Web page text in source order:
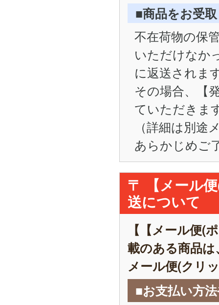
■商品をお受
不在荷物の保
いただけなか
に返送されま
その場合、【
ていただきま
（詳細は別
あらかじめご
〒 【メール
送について
【【メール便(
載のある商品
メール便(クリ
■お支払い方